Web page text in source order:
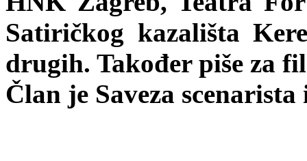
Satiričkog kazališta
drugih. Također piše za
Član je Saveza